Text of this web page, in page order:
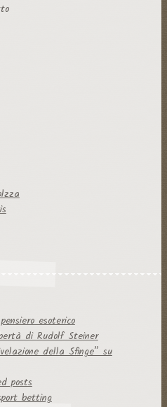
esoterico
di Rudolf Steiner
della Sfinge” su
posts
betting